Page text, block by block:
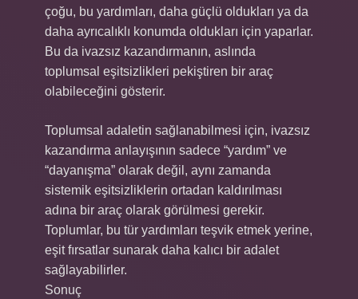
çoğu, bu yardımları, daha güçlü oldukları ya da
daha ayrıcalıklı konumda oldukları için yaparlar.
Bu da ivazsız kazandırmanın, aslında
toplumsal eşitsizlikleri pekiştiren bir araç
olabileceğini gösterir.
Toplumsal adaletin sağlanabilmesi için, ivazsız
kazandırma anlayışının sadece “yardım” ve
“dayanışma” olarak değil, aynı zamanda
sistemik eşitsizliklerin ortadan kaldırılması
adına bir araç olarak görülmesi gerekir.
Toplumlar, bu tür yardımları teşvik etmek yerine,
eşit fırsatlar sunarak daha kalıcı bir adalet
sağlayabilirler.
Sonuç